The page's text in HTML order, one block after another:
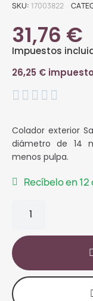
SKU 17003822
31,76 €
Impuestos
26,25 €
    
Colador exterior
diámetro de 14
menos pulpa.
Recíbelo en 12